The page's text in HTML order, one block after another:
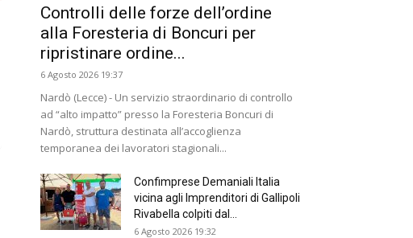
Controlli delle forze dell’ordine
alla Foresteria di Boncuri per
ripristinare ordine...
6 Agosto 2026 19:37
Nardò (Lecce) - Un servizio straordinario di controllo
ad “alto impatto” presso la Foresteria Boncuri di
Nardò, struttura destinata all’accoglienza
temporanea dei lavoratori stagionali...
Confimprese Demaniali Italia
vicina agli Imprenditori di Gallipoli
Rivabella colpiti dal...
6 Agosto 2026 19:32